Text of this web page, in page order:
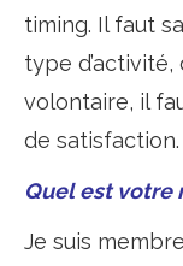
timing. Il faut
type
volontaire, il
de satisfaction.
Quel est votre
Je suis